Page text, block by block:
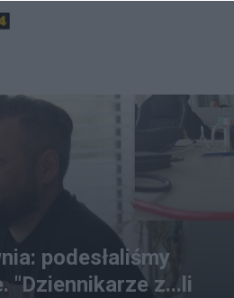
podesłaliśmy
"Dziennikarze z...li